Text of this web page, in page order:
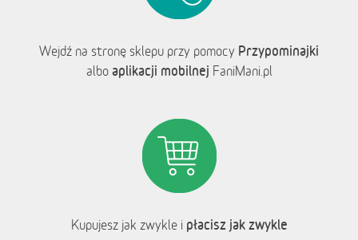
Wejdź na stronę sklepu przy pomocy Przypominajki
albo aplikacji mobilnej FaniMani.pl
Kupujesz jak zwykle i płacisz jak zwykle